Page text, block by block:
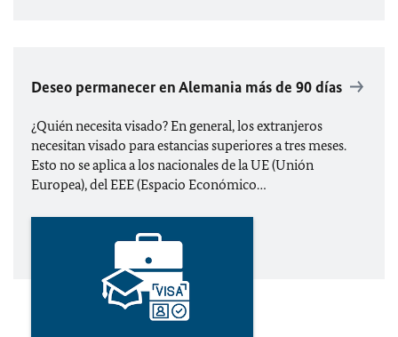
Deseo permanecer en Alemania más de 90 días
¿Quién necesita visado? En general, los extranjeros
necesitan visado para estancias superiores a tres meses.
Esto no se aplica a los nacionales de la UE (Unión
Europea), del EEE (Espacio Económico…